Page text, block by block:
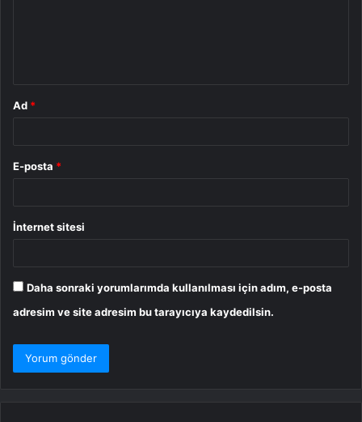
Ad *
E-posta *
İnternet sitesi
Daha sonraki yorumlarımda kullanılması için adım, e-posta
adresim ve site adresim bu tarayıcıya kaydedilsin.